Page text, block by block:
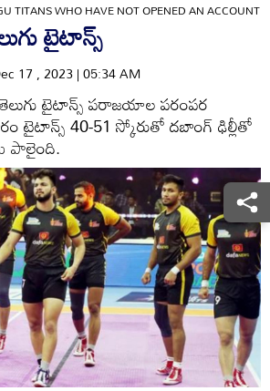
TITANS WHO HAVE NOT OPENED AN ACCOUNT
టైటాన్స్‌
17 , 2023 | 05:34 AM
టైటాన్స్‌ పరాజయాల పరంపర
టైటాన్స్‌ 40-51 స్కోరుతో దబాంగ్‌ ఢిల్లీతో
పాలైంది.